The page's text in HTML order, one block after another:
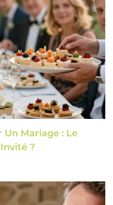
Mariage : Le
?